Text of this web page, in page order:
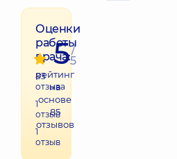
Оценки
работы
врача:
83
отзыва
1
отзыв
1
отзыв
5/
5
рейтинг
на
основе
85
отзывов